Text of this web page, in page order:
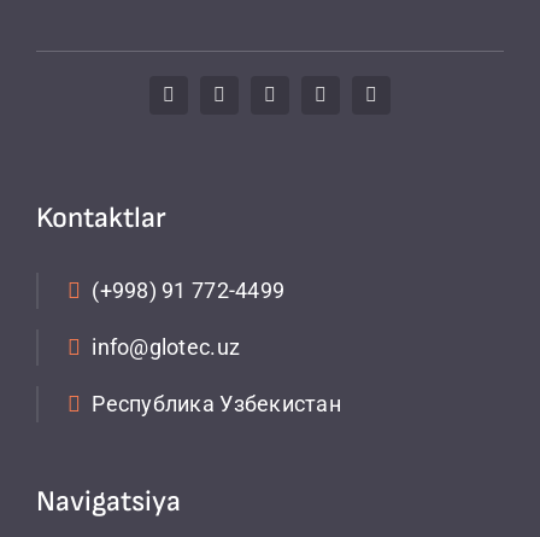
Kontaktlar
(+998) 91 772-4499
info@glotec.uz
Республика Узбекистан
Navigatsiya